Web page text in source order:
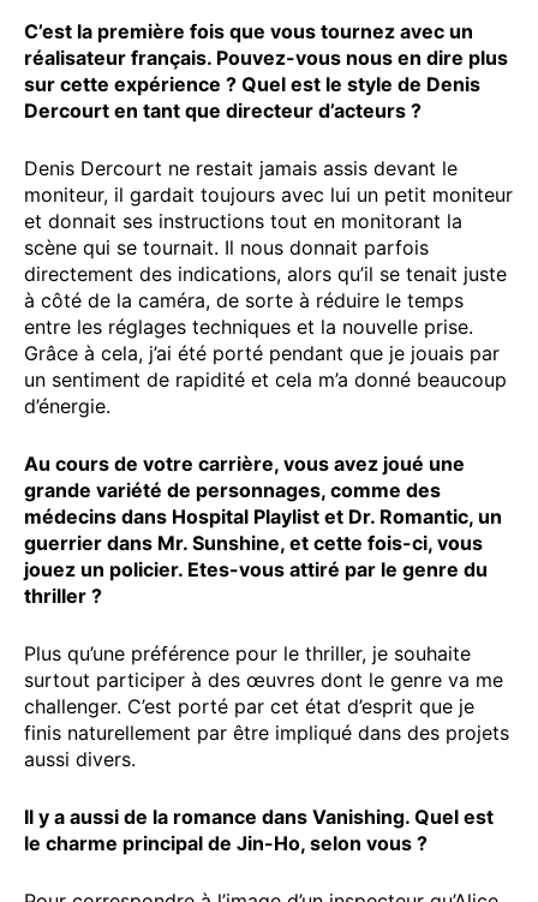
C’est la première fois que vous tournez avec un
réalisateur français. Pouvez-vous nous en dire plus
sur cette expérience ? Quel est le style de Denis
Dercourt en tant que directeur d’acteurs ?
Denis Dercourt ne restait jamais assis devant le
moniteur, il gardait toujours avec lui un petit moniteur
et donnait ses instructions tout en monitorant la
scène qui se tournait. Il nous donnait parfois
directement des indications, alors qu’il se tenait juste
à côté de la caméra, de sorte à réduire le temps
entre les réglages techniques et la nouvelle prise.
Grâce à cela, j’ai été porté pendant que je jouais par
un sentiment de rapidité et cela m’a donné beaucoup
d’énergie.
Au cours de votre carrière, vous avez joué une
grande variété de personnages, comme des
médecins dans Hospital Playlist et Dr. Romantic, un
guerrier dans Mr. Sunshine, et cette fois-ci, vous
jouez un policier. Etes-vous attiré par le genre du
thriller ?
Plus qu’une préférence pour le thriller, je souhaite
surtout participer à des œuvres dont le genre va me
challenger. C’est porté par cet état d’esprit que je
finis naturellement par être impliqué dans des projets
aussi divers.
Il y a aussi de la romance dans Vanishing. Quel est
le charme principal de Jin-Ho, selon vous ?